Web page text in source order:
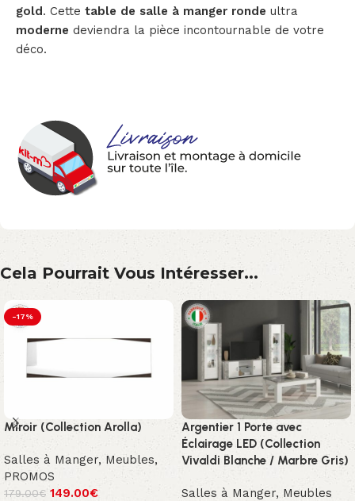
gold. Cette table de salle à manger ronde ultra
moderne deviendra la pièce incontournable de votre
déco.
Cela Pourrait Vous Intéresser...
-17%
Miroir (Collection Arolla)
Salles à Manger, Meubles,
PROMOS
179.00€ 149.00€
Argentier 1 Porte avec
Éclairage LED (Collection
Vivaldi Blanche / Marbre Gris)
Salles à Manger, Meubles